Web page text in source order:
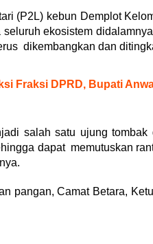
(P2L) kebun Demplot
ekosistem
dikembangkan dan
Fraksi DPRD, Bupati
salah satu ujung tombak
dapat memutuskan
pangan, Camat Betara,